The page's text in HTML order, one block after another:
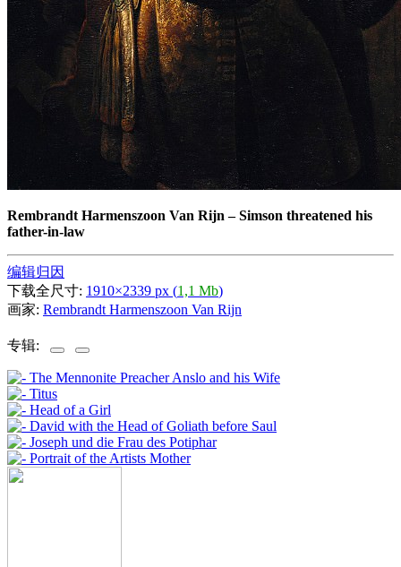
Rembrandt Harmenszoon Van Rijn –Simson threatened his
father-in-law
编辑归因
下载全尺寸: 1910×2339 px (1,1 Mb)
画家: Rembrandt Harmenszoon Van Rijn
专辑: